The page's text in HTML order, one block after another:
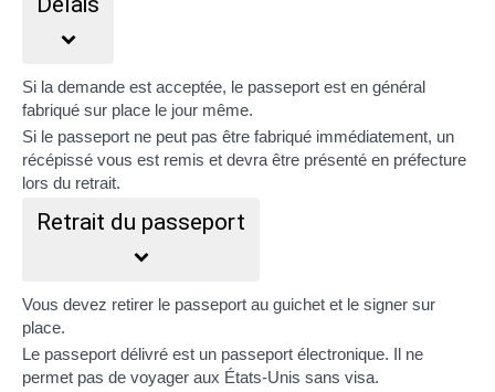
Si la demande est acceptée, le passeport est en général
fabriqué sur place le jour même.
Si le passeport ne peut pas être fabriqué immédiatement, un
récépissé vous est remis et devra être présenté en préfecture
lors du retrait.
Retrait du passeport
Vous devez retirer le passeport au guichet et le signer sur
place.
Le passeport délivré est un passeport électronique. Il ne
permet pas de voyager aux États-Unis sans visa.